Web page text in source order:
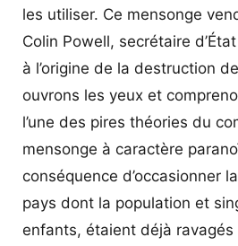
les utiliser. Ce mensonge
Colin Powell, secrétaire
à l’origine de la destruction
ouvrons les yeux et
l’une des pires théories du
mensonge à caractère
conséquence d’occasionner
pays dont la population et
enfants, étaient déjà